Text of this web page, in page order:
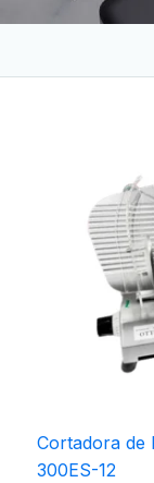
Cortadora de
300ES-12